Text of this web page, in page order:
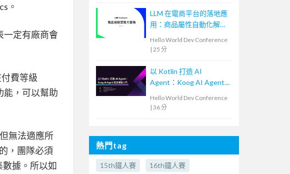
。
一定有廠商會
費等級
能，可以幫助
無法適應所
，團隊必須
數據。所以如
LLM 在電商平台的落地應
用：商品屬性自動化解決
Hello World Dev Conference
| 25 分
以 Kotlin 打造 AI
Agent：Koog AI Agent
Hello World Dev Conference
| 36 分
熱門tag
15th鐵人賽 16th鐵人賽